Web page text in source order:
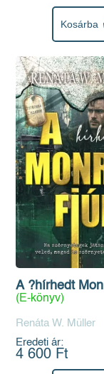
Kosárba
A ?hírhedt
(E-könyv)
Renáta W. Müller
Eredeti ár:
4 600 Ft